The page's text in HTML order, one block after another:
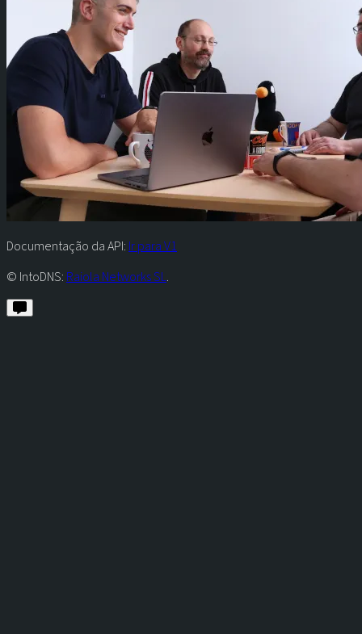
Documentação da API: Ir para V1
© IntoDNS: Raiola Networks SL.